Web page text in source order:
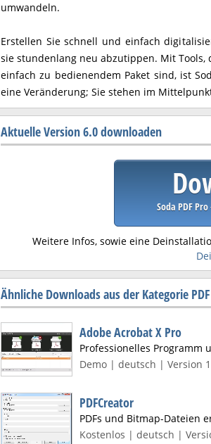
umwandeln.
Erstellen Sie schnell und einfach
sie stundenlang neu abzutippen. Mit
einfach zu bedienendem Paket sind, ist
eine Veränderung; Sie stehen im
Aktuelle Version 6.0 downloaden
Soda PDF Pro
Weitere Infos, sowie eine
Ähnliche Downloads aus der Kategorie
Adobe Acrobat X Pro
Professionelles Programm
Demo | deutsch | Version
PDFCreator
PDFs und Bitmap-Dateien
Kostenlos | deutsch |